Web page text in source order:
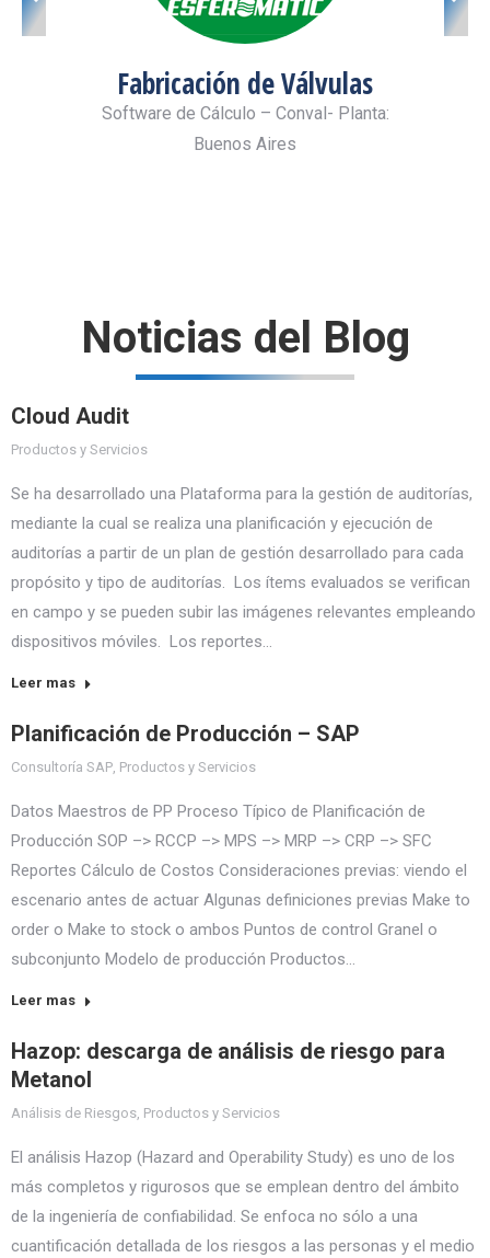
Fabricación de Válvulas
Software de Cálculo – Conval- Planta:
Buenos Aires
Noticias del Blog
Cloud Audit
Productos y Servicios
Se ha desarrollado una Plataforma para la gestión de auditorías,
mediante la cual se realiza una planificación y ejecución de
auditorías a partir de un plan de gestión desarrollado para cada
propósito y tipo de auditorías. Los ítems evaluados se verifican
en campo y se pueden subir las imágenes relevantes empleando
dispositivos móviles. Los reportes…
Leer mas
Planificación de Producción – SAP
Consultoría SAP, Productos y Servicios
Datos Maestros de PP Proceso Típico de Planificación de
Producción SOP –> RCCP –> MPS –> MRP –> CRP –> SFC
Reportes Cálculo de Costos Consideraciones previas: viendo el
escenario antes de actuar Algunas definiciones previas Make to
order o Make to stock o ambos Puntos de control Granel o
subconjunto Modelo de producción Productos…
Leer mas
Hazop: descarga de análisis de riesgo para
Metanol
Análisis de Riesgos, Productos y Servicios
El análisis Hazop (Hazard and Operability Study) es uno de los
más completos y rigurosos que se emplean dentro del ámbito
de la ingeniería de confiabilidad. Se enfoca no sólo a una
cuantificación detallada de los riesgos a las personas y el medio